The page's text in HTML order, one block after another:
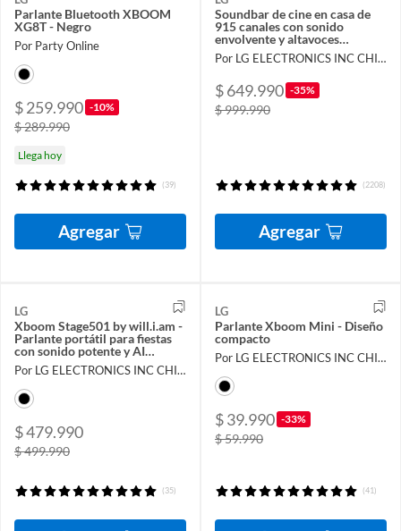
Parlante Bluetooth XBOOM
XG8T - Negro
Por Party Online
$ 259.990 -10%
$ 289.990
Llega hoy
(39)
Agregar
Soundbar de cine en casa de
915 canales con sonido
envolvente y altavoces
traseros S95TR
Por LG ELECTRONICS INC CHILE LIMITADA
$ 649.990 -35%
$ 999.990
(2208)
Agregar
LG
Xboom Stage501 by will.i.am -
Parlante portátil para fiestas
con sonido potente y AI
Karaoke Master
Por LG ELECTRONICS INC CHILE LIMITADA
$ 479.990
$ 499.990
(35)
LG
Parlante Xboom Mini - Diseño
compacto
Por LG ELECTRONICS INC CHILE LIMITADA
$ 39.990 -33%
$ 59.990
(41)